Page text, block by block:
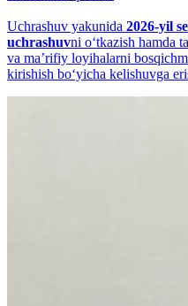
Uchrashuv yakunida 2026-yil
uchrashuvni o‘tkazish hamda
va maʼrifiy loyihalarni
kirishish bo‘yicha kelishuvga